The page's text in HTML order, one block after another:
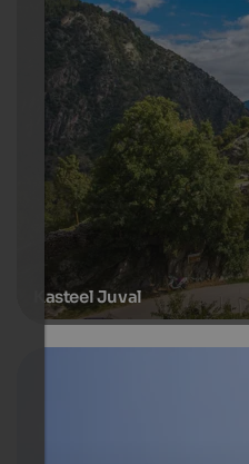
Kasteel Juval